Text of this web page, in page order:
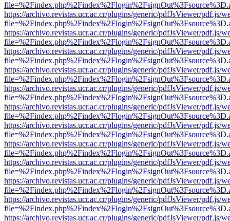
https://archivo.revistas.ucr.ac.cr/plugins/generic/pdfJsViewer/pdf.js/
https://archivo.revistas.ucr.ac.cr/plugins/generic/pdfJsViewer/pdf.js/
https://archivo.revistas.ucr.ac.cr/plugins/generic/pdfJsViewer/pdf.js/
https://archivo.revistas.ucr.ac.cr/plugins/generic/pdfJsViewer/pdf.js/
https://archivo.revistas.ucr.ac.cr/plugins/generic/pdfJsViewer/pdf.js/
https://archivo.revistas.ucr.ac.cr/plugins/generic/pdfJsViewer/pdf.js/
https://archivo.revistas.ucr.ac.cr/plugins/generic/pdfJsViewer/pdf.js/
https://archivo.revistas.ucr.ac.cr/plugins/generic/pdfJsViewer/pdf.js/
https://archivo.revistas.ucr.ac.cr/plugins/generic/pdfJsViewer/pdf.js/
https://archivo.revistas.ucr.ac.cr/plugins/generic/pdfJsViewer/pdf.js/
https://archivo.revistas.ucr.ac.cr/plugins/generic/pdfJsViewer/pdf.js/
https://archivo.revistas.ucr.ac.cr/plugins/generic/pdfJsViewer/pdf.js/